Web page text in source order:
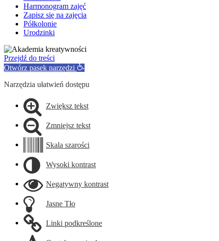
Harmonogram zajęć
Zapisz się na zajęcia
Półkolonie
Urodzinki
Przejdź do treści
Otwórz pasek narzędzi
Narzędzia ułatwień dostępu
Zwiększ tekst
Zmniejsz tekst
Skala szarości
Wysoki kontrast
Negatywny kontrast
Jasne Tło
Linki podkreślone